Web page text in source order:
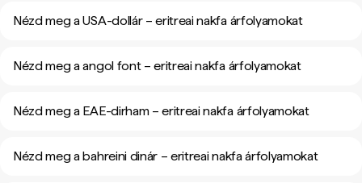
Nézd meg a USA-dollár – eritreai nakfa árfolyamokat
Nézd meg a angol font – eritreai nakfa árfolyamokat
Nézd meg a EAE-dirham – eritreai nakfa árfolyamokat
Nézd meg a bahreini dinár – eritreai nakfa árfolyamokat